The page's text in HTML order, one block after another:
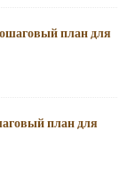
план для
план для